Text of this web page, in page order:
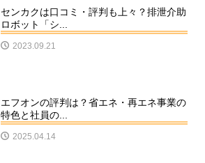
センカクは口コミ・評判も上々？排泄介助
ロボット「シ...
2023.09.21
エフオンの評判は？省エネ・再エネ事業の
特色と社員の...
2025.04.14